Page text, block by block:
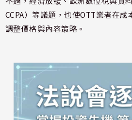
CCPA）等議題，也使OTT業者在
調整價格與內容策略。